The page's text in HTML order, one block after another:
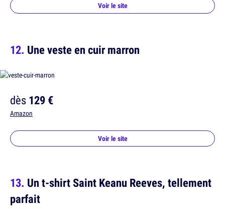
Voir le site
Une veste en cuir marron
dès129 €
Amazon
Voir le site
Un t-shirt Saint Keanu Reeves, tellement
parfait